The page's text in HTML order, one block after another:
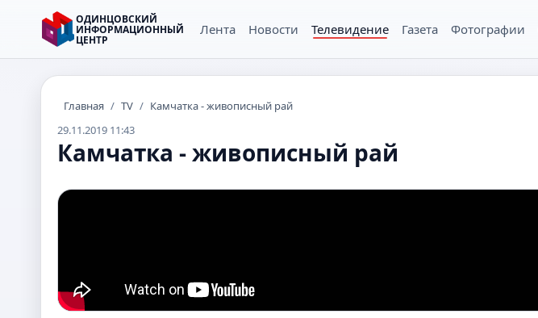
ОДИНЦОВСКИЙ
ИНФОРМАЦИОННЫЙ
ЦЕНТР
Лента Новости Телевидение Газета Фотографии
Главная / TV / Камчатка - живописный рай
29.11.2019 11:43
Камчатка - живописный рай